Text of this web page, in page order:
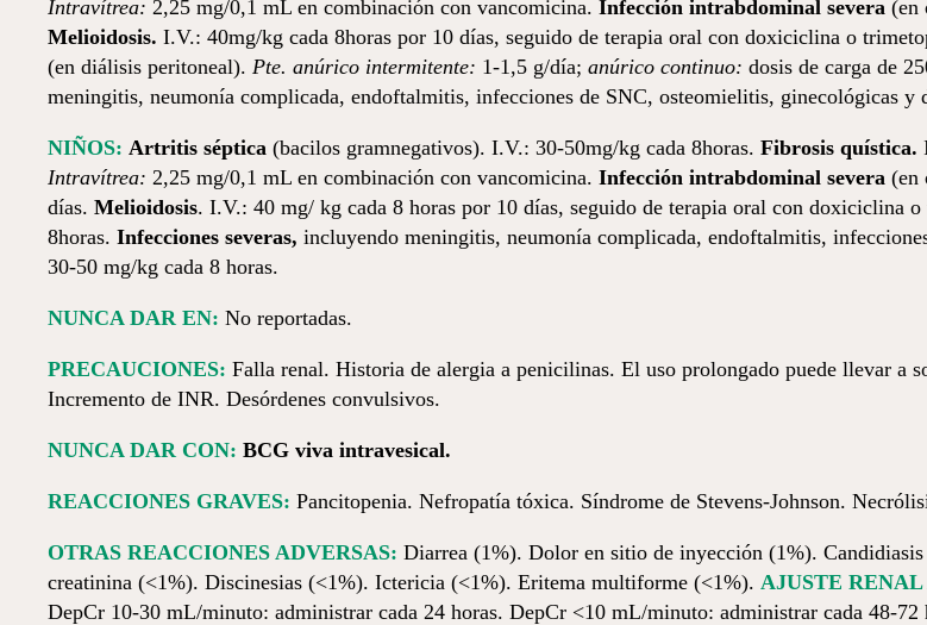
Intravítrea: 2,25 mg/0,1 mL en combinación con vancomicina. Infección intrabdominal severa (en
Melioidosis. I.V.: 40mg/kg cada 8horas por 10 días, seguido de terapia oral con doxiciclina o
(en diálisis peritoneal). Pte. anúrico intermitente: 1-1,5 g/día; anúrico continuo: dosis de carga de
meningitis, neumonía complicada, endoftalmitis, infecciones de SNC, osteomielitis, ginecológicas y
NIÑOS: Artritis séptica (bacilos gramnegativos). I.V.: 30-50mg/kg cada 8horas. Fibrosis quística.
Intravítrea: 2,25 mg/0,1 mL en combinación con vancomicina. Infección intrabdominal severa (en
días. Melioidosis. I.V.: 40 mg/ kg cada 8 horas por 10 días, seguido de terapia oral con doxiciclina
8horas. Infecciones severas, incluyendo meningitis, neumonía complicada, endoftalmitis,
30-50 mg/kg cada 8 horas.
NUNCA DAR EN: No reportadas.
PRECAUCIONES: Falla renal. Historia de alergia a penicilinas. El uso prolongado puede llevar a
Incremento de INR. Desórdenes convulsivos.
NUNCA DAR CON: BCG viva intravesical.
REACCIONES GRAVES: Pancitopenia. Nefropatía tóxica. Síndrome de Stevens-Johnson.
OTRAS REACCIONES ADVERSAS: Diarrea (1%). Dolor en sitio de inyección (1%).
creatinina (<1%). Discinesias (<1%). Ictericia (<1%). Eritema multiforme (<1%). AJUSTE RENAL
DepCr 10-30 mL/minuto: administrar cada 24 horas. DepCr <10 mL/minuto: administrar cada 48-72